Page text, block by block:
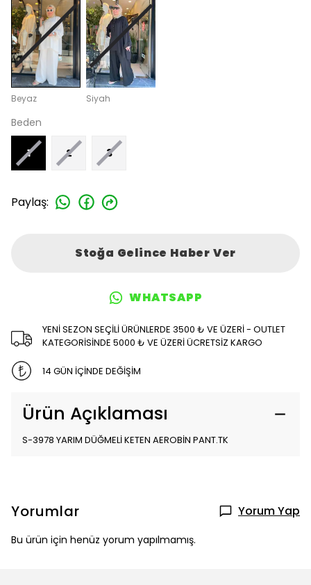
Beyaz Siyah
Beden
1 2 3
Paylaş:
Stoğa Gelince Haber Ver
WHATSAPP
YENİ SEZON SEÇİLİ ÜRÜNLERDE 3500 ₺ VE ÜZERİ - OUTLET
KATEGORİSİNDE 5000 ₺ VE ÜZERİ ÜCRETSİZ KARGO
14 GÜN İÇİNDE DEĞİŞİM
Ürün Açıklaması
S-3978 YARIM DÜĞMELİ KETEN AEROBİN PANT.TK
Yorumlar Yorum Yap
Bu ürün için henüz yorum yapılmamış.